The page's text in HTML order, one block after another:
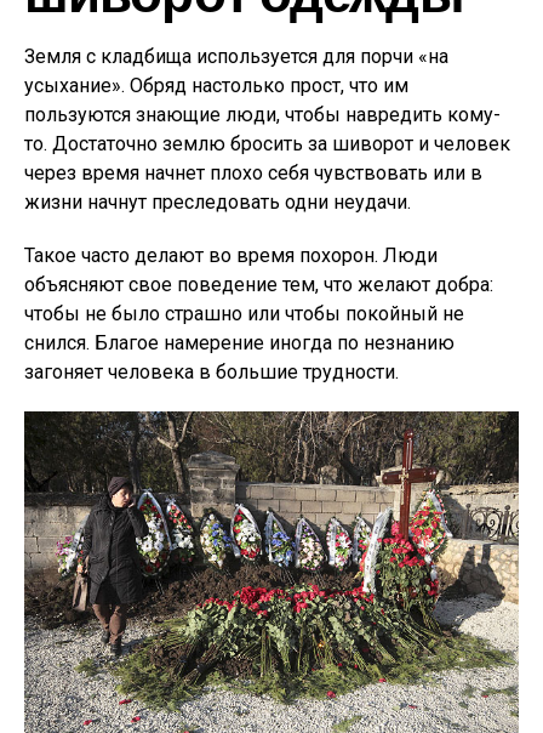
Земля с кладбища используется для порчи «на
усыхание». Обряд настолько прост, что им
пользуются знающие люди, чтобы навредить кому-
то. Достаточно землю бросить за шиворот и человек
через время начнет плохо себя чувствовать или в
жизни начнут преследовать одни неудачи.
Такое часто делают во время похорон. Люди
объясняют свое поведение тем, что желают добра:
чтобы не было страшно или чтобы покойный не
снился. Благое намерение иногда по незнанию
загоняет человека в большие трудности.